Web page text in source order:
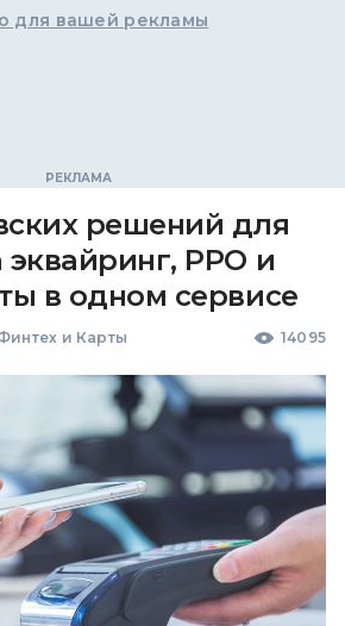
для вашей рекламы
решений для
РРО и
в одном сервисе
и Карты 14095